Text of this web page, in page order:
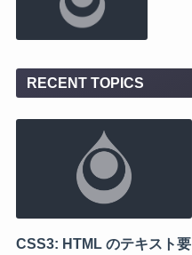
RECENT TOPICS
CSS3: HTML のテキスト要